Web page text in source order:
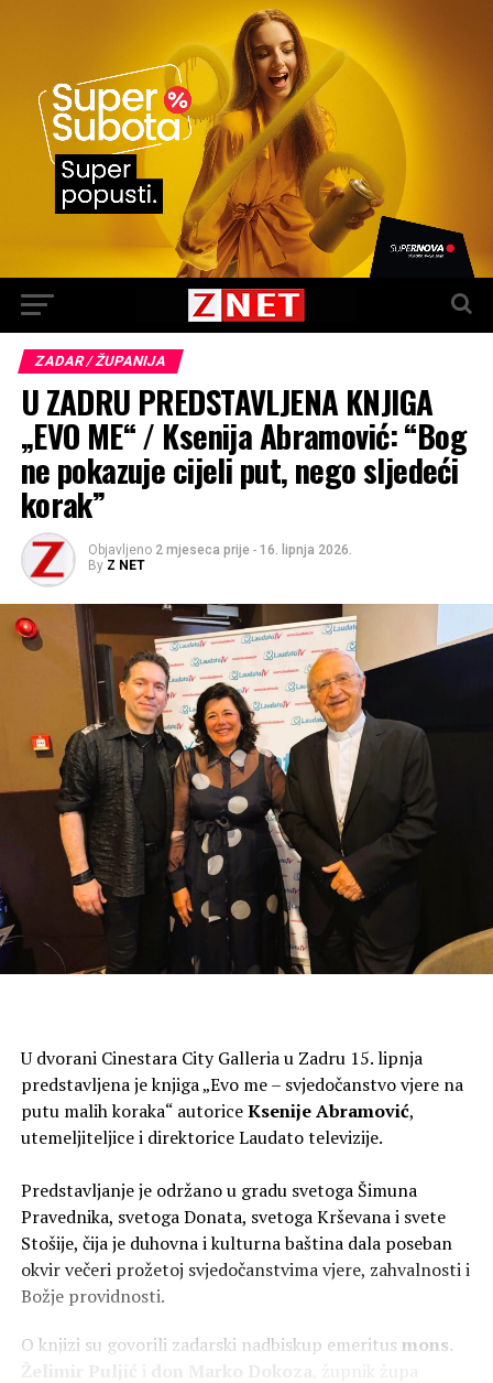
ZADAR / ŽUPANIJA
U ZADRU PREDSTAVLJENA KNJIGA
„EVO ME“ / Ksenija Abramović: “Bog
ne pokazuje cijeli put, nego sljedeći
korak”
Objavljeno 2 mjeseca prije - 16. lipnja 2026.
By Z NET
U dvorani Cinestara City Galleria u Zadru 15. lipnja
predstavljena je knjiga „Evo me – svjedočanstvo vjere na
putu malih koraka“ autoriceKsenije Abramović,
utemeljiteljice i direktorice Laudato televizije.
Predstavljanje je održano u gradu svetoga Šimuna
Pravednika, svetoga Donata, svetoga Krševana i svete
Stošije, čija je duhovna i kulturna baština dala poseban
okvir večeri prožetoj svjedočanstvima vjere, zahvalnosti i
Božje providnosti.
O knjizi su govorili zadarski nadbiskup emeritus mons.